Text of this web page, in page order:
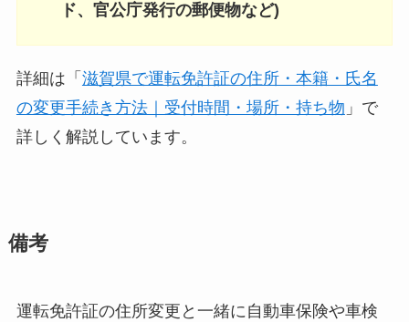
ド、官公庁発行の郵便物など)
詳細は「 滋賀県で運転免許証の住所・本籍・氏名
の変更手続き方法｜受付時間・場所・持ち物 」で
詳しく解説しています。
備考
運転免許証の住所変更と一緒に自動車保険や車検